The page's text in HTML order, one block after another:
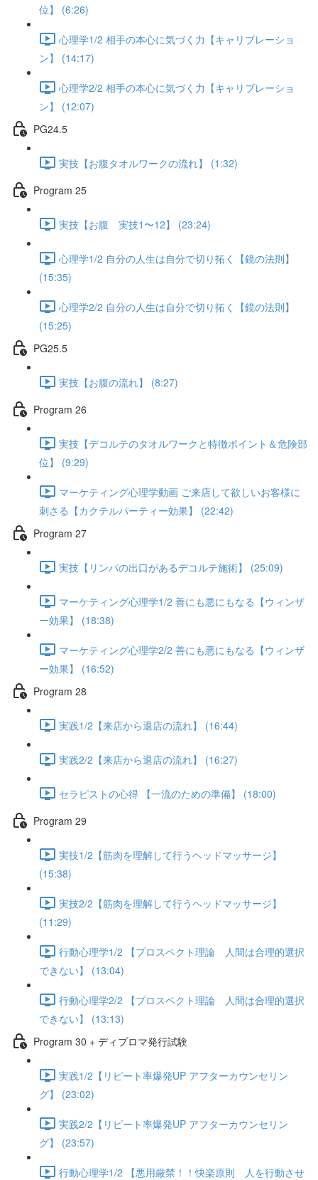
位】 (6:26)
心理学1/2 相手の本心に気づく力【キャリブレーショ
ン】 (14:17)
心理学2/2 相手の本心に気づく力【キャリブレーショ
ン】 (12:07)
PG24.5
実技【お腹タオルワークの流れ】 (1:32)
Program 25
実技【お腹 実技1〜12】 (23:24)
心理学1/2 自分の人生は自分で切り拓く【鏡の法則】
(15:35)
心理学2/2 自分の人生は自分で切り拓く【鏡の法則】
(15:25)
PG25.5
実技【お腹の流れ】 (8:27)
Program 26
実技【デコルテのタオルワークと特徴ポイント＆危険部
位】 (9:29)
マーケティング心理学動画 ご来店して欲しいお客様に
刺さる【カクテルパーティー効果】 (22:42)
Program 27
実技【リンパの出口があるデコルテ施術】 (25:09)
マーケティング心理学1/2 善にも悪にもなる【ウィンザ
ー効果】 (18:38)
マーケティング心理学2/2 善にも悪にもなる【ウィンザ
ー効果】 (16:52)
Program 28
実践1/2【来店から退店の流れ】 (16:44)
実践2/2【来店から退店の流れ】 (16:27)
セラピストの心得 【一流のための準備】 (18:00)
Program 29
実技1/2【筋肉を理解して行うヘッドマッサージ】
(15:38)
実技2/2【筋肉を理解して行うヘッドマッサージ】
(11:29)
行動心理学1/2 【プロスペクト理論 人間は合理的選択
できない】 (13:04)
行動心理学2/2 【プロスペクト理論 人間は合理的選択
できない】 (13:13)
Program 30 + ディプロマ発行試験
実践1/2【リピート率爆発UP アフターカウンセリン
グ】 (23:02)
実践2/2【リピート率爆発UP アフターカウンセリン
グ】 (23:57)
行動心理学1/2 【悪用厳禁！！快楽原則 人を行動させ